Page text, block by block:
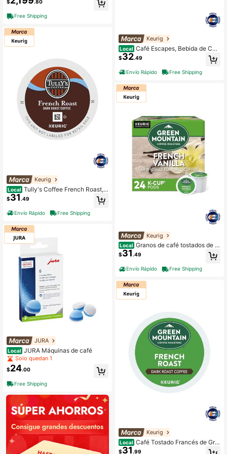
$ .80
Free Shipping
Keurig
Local Tully's Coffee French Roast,
Cápsulas para Keurig, Café de tuest
e oscuro, Caja de 24 unidades
$31 .49
Envío Rápido Free Shipping
JURA
Local JURA Máquinas de café
Solo quedan 1
$24.00
Free Shipping
Keurig
Local Café Escapes, Bebida de Caf
é Mocha, Cápsulas Monodosis para
Keurig, Caja de 24 Unidades
$32.49
Envío Rápido Free Shipping
Keurig
Local Granos de café tostados de la
marca Green Mountain Coffee Roas
ters, sabor vainilla francesa, tostad
o ligero, cápsulas Keurig de una sol
a porción, caja de 24 unidades
$31.49
Envío Rápido Free Shipping
Keurig
Local Café Tostado Francés de Gre
en Mountain Coffee Roasters, Cáps
$31 .99